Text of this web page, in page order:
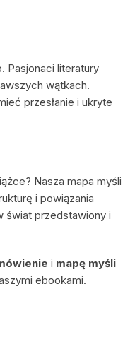
Pasjonaci literatury
wątkach.
przesłanie i ukryte
Nasza mapa myśli
i powiązania
świat przedstawiony i
i mapę myśli
ebookami.